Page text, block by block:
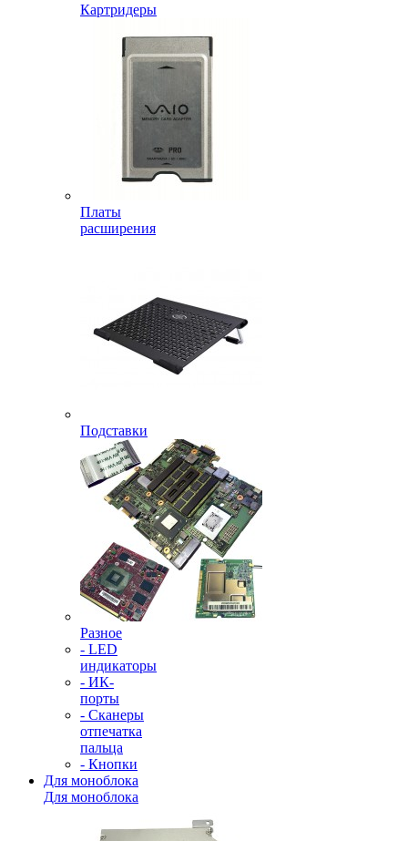
Картридеры
Платы
расширения
Подставки
Разное
- LED
индикаторы
- ИК-
порты
- Сканеры
отпечатка
пальца
- Кнопки
Для моноблока
Для моноблока